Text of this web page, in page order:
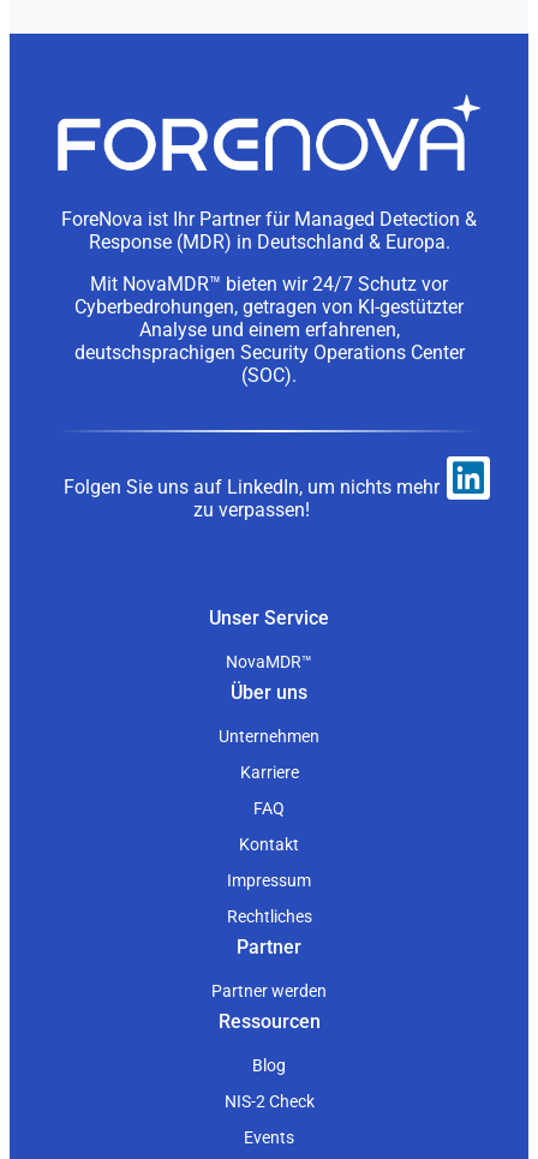
ForeNova ist Ihr Partner für Managed Detection &
Response (MDR) in Deutschland & Europa.
Mit NovaMDR™ bieten wir 24/7 Schutz vor
Cyberbedrohungen, getragen von KI-gestützter
Analyse und einem erfahrenen,
deutschsprachigen Security Operations Center
(SOC).
Folgen Sie uns auf LinkedIn, um nichts mehr
zu verpassen!
Unser Service
NovaMDR™
Über uns
Unternehmen
Karriere
FAQ
Kontakt
Impressum
Rechtliches
Partner
Partner werden
Ressourcen
Blog
NIS-2 Check
Events